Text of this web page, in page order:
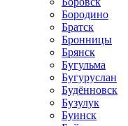
Бородино
Братск
Бронницы
Брянск
Бугульма
Бугуруслан
Будённовск
Бузулук
Буинск